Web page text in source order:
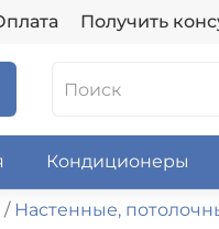
Получить
Кондиционеры
Настенные,